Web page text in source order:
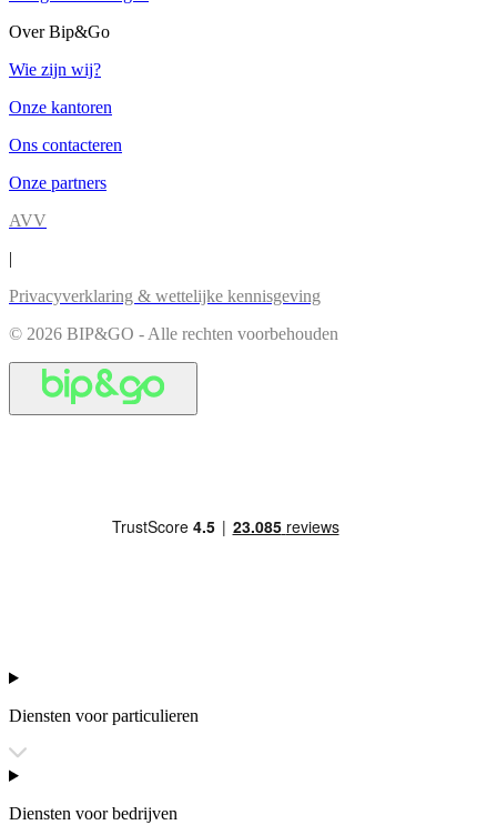
Over Bip&Go
Wie zijn wij?
Onze kantoren
Ons contacteren
Onze partners
AVV
|
Privacyverklaring & wettelijke kennisgeving
© 2026 BIP&GO - Alle rechten voorbehouden
Diensten voor particulieren
Diensten voor bedrijven